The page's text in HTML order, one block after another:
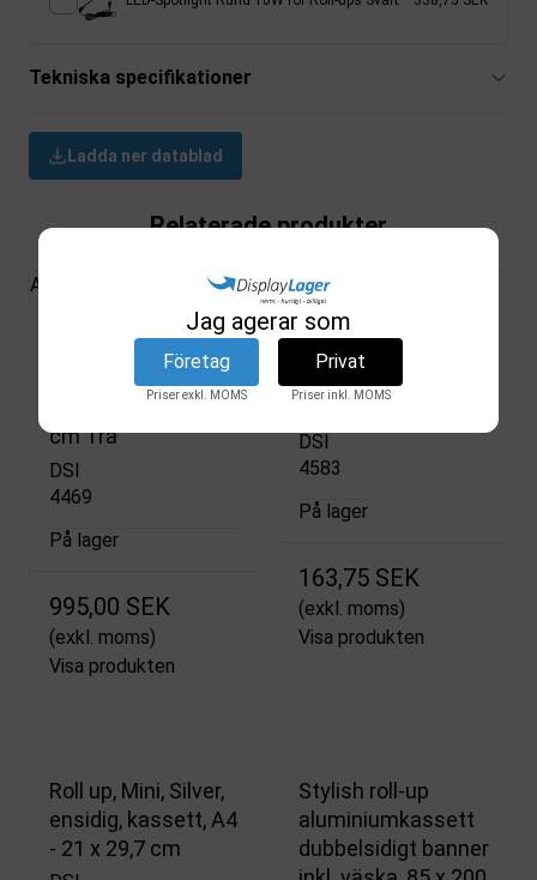
Tekniska specifikationer
Ladda ner datablad
Relaterade produkter
Alla produkter
Roll-up Bambus
Enkelriktad Banner
inkl. väska 85 x 200
cm Trä
DSI
4469
På lager
995,00 SEK
(exkl. moms)
Visa produkten
Roll up, Mini, Silver,
ensidig, kassett, A3
- 29,7 x 42 cm
DSI
4583
På lager
163,75 SEK
(exkl. moms)
Visa produkten
Roll up, Mini, Silver,
ensidig, kassett, A4
- 21 x 29,7 cm
Stylish roll-up
aluminiumkassett
dubbelsidigt banner
Jag agerar som
Företag
Priser exkl. MOMS
Privat
Priser inkl. MOMS